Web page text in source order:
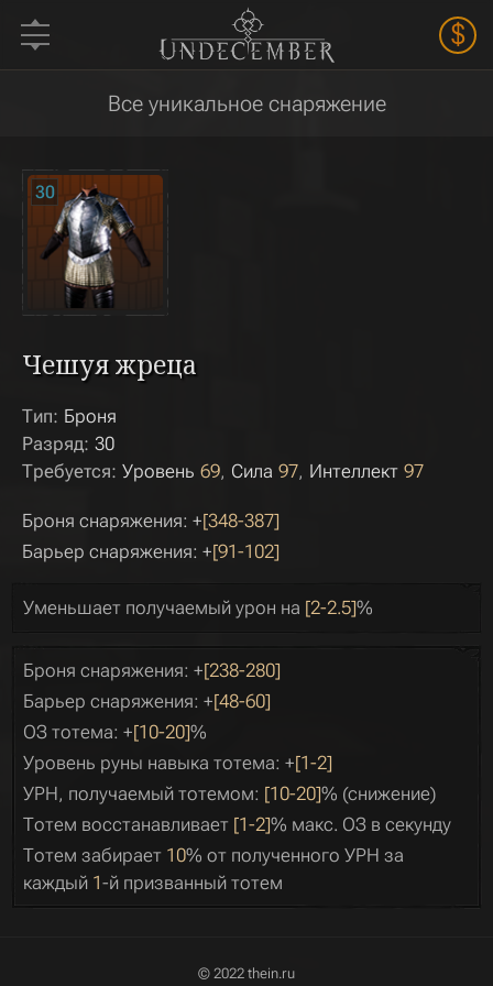
$
Все уникальное снаряжение
30
Чешуя жреца
Тип: Броня
Разряд: 30
Требуется: Уровень 69 Сила 97 Интеллект 97
Броня снаряжения: +[348-387]
Барьер снаряжения: +[91-102]
Уменьшает получаемый урон на [2-2.5]%
Броня снаряжения: +[238-280]
Барьер снаряжения: +[48-60]
ОЗ тотема: +[10-20]%
Уровень руны навыка тотема: +[1-2]
УРН, получаемый тотемом: [10-20]% (снижение)
Тотем восстанавливает [1-2]% макс. ОЗ в секунду
Тотем забирает 10% от полученного УРН за
каждый 1-й призванный тотем
© 2022 thein.ru